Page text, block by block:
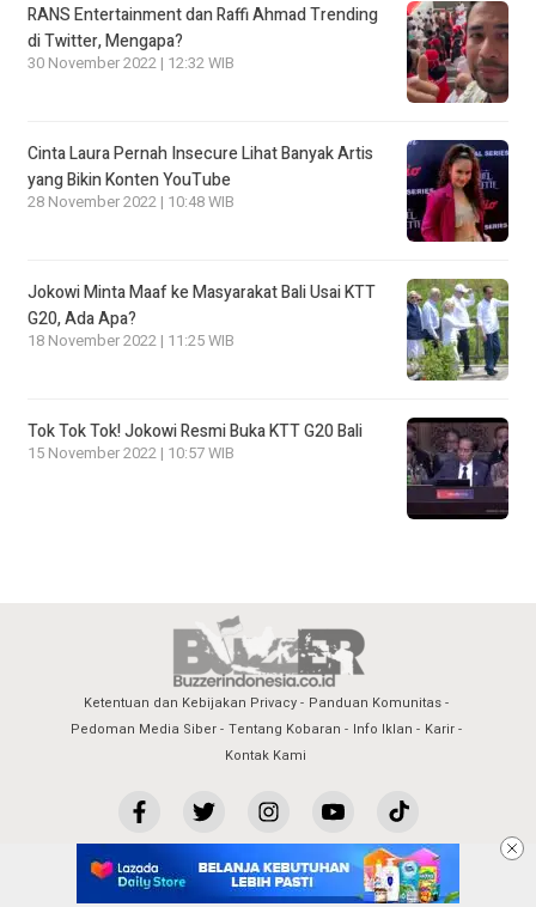
RANS Entertainment dan Raffi Ahmad Trending
di Twitter, Mengapa?
30 November 2022 | 12:32 WIB
Cinta Laura Pernah Insecure Lihat Banyak Artis
yang Bikin Konten YouTube
28 November 2022 | 10:48 WIB
Jokowi Minta Maaf ke Masyarakat Bali Usai KTT
G20, Ada Apa?
18 November 2022 | 11:25 WIB
Tok Tok Tok! Jokowi Resmi Buka KTT G20 Bali
15 November 2022 | 10:57 WIB
Ketentuan dan Kebijakan Privacy
Panduan Komunitas
Pedoman Media Siber
Tentang Kobaran Info Iklan
Karir
Kontak Kami
copyright by buzzerindonesia.co.id